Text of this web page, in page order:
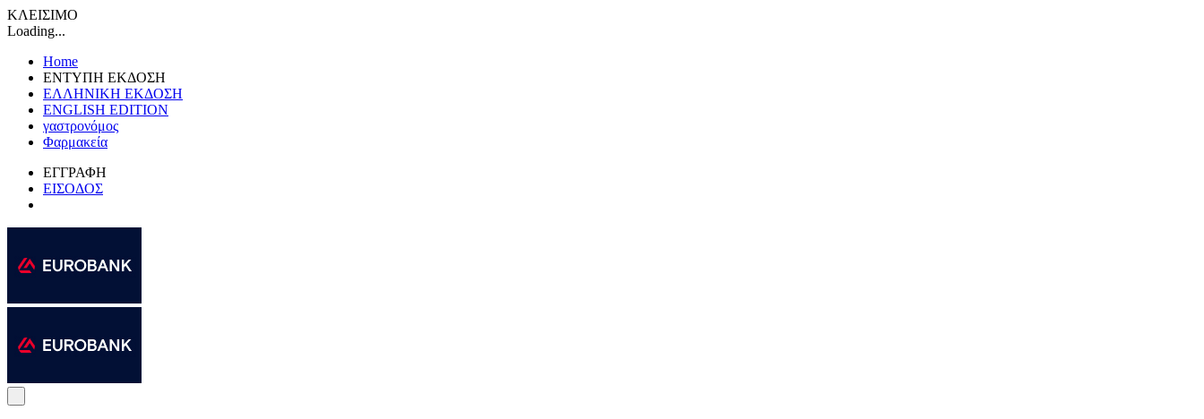
ΚΛΕΙΣΙΜΟ
Loading...
Home
ΕΝΤΥΠΗ ΕΚΔΟΣΗ
ΕΛΛΗΝΙΚΗ ΕΚΔΟΣΗ
ENGLISH EDITION
γαστρονόμος
Φαρμακεία
ΕΓΓΡΑΦΗ
ΕΙΣΟΔΟΣ